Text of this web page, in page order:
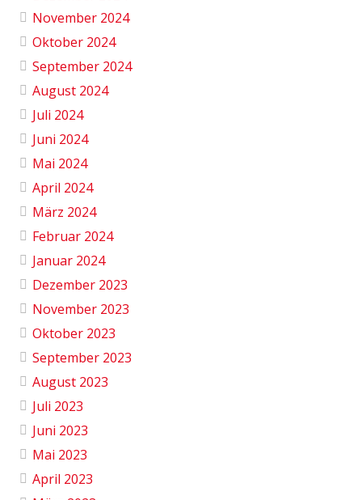
November 2024
Oktober 2024
September 2024
August 2024
Juli 2024
Juni 2024
Mai 2024
April 2024
März 2024
Februar 2024
Januar 2024
Dezember 2023
November 2023
Oktober 2023
September 2023
August 2023
Juli 2023
Juni 2023
Mai 2023
April 2023